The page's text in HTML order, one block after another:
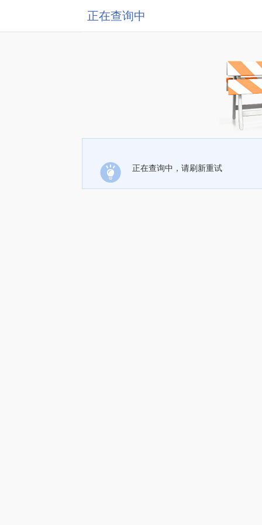
正在查询中
正在查询中，请刷新重试